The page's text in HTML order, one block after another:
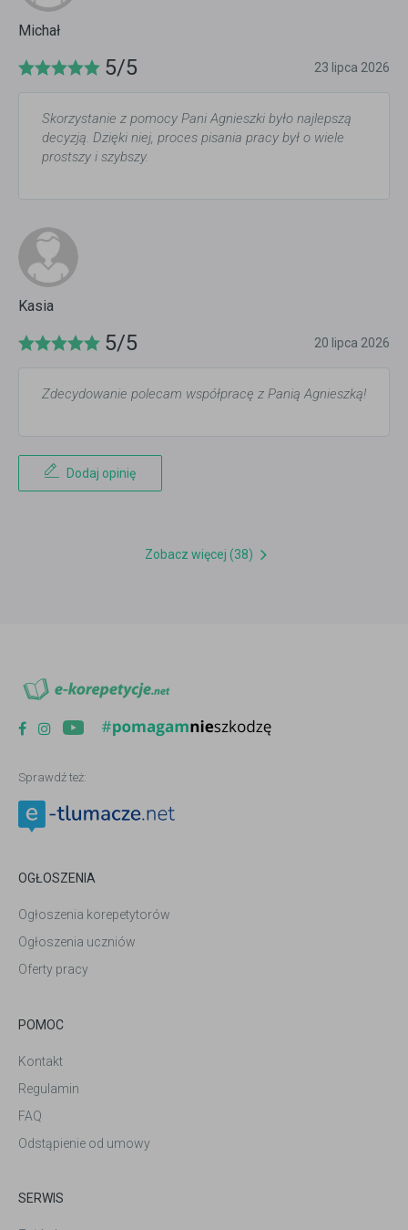
Michał
5/5 23 lipca 2026
Skorzystanie z pomocy Pani Agnieszki było najlepszą
decyzją. Dzięki niej, proces pisania pracy był o wiele
prostszy i szybszy.
Kasia
5/5 20 lipca 2026
Zdecydowanie polecam współpracę z Panią Agnieszką!
Dodaj opinię
Zobacz więcej (38)
Sprawdź też:
OGŁOSZENIA
Ogłoszenia korepetytorów
Ogłoszenia uczniów
Oferty pracy
POMOC
Kontakt
Regulamin
FAQ
Odstąpienie od umowy
SERWIS